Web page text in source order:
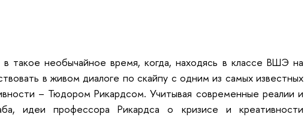
в такое необычайное время, когда, находясь в классе ВШЭ на
в живом диалоге по скайпу с одним из самых известных
– Тюдором Рикардсом. Учитывая современные реалии и
идеи профессора Рикардса о кризисе и креативности